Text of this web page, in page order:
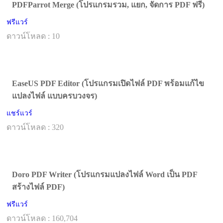
PDFParrot Merge (โปรแกรมรวม, แยก, จัดการ PDF ฟรี)
ฟรีแวร์
ดาวน์โหลด : 10
EaseUS PDF Editor (โปรแกรมเปิดไฟล์ PDF พร้อมแก้ไข
แปลงไฟล์ แบบครบวงจร)
แชร์แวร์
ดาวน์โหลด : 320
Doro PDF Writer (โปรแกรมแปลงไฟล์ Word เป็น PDF
สร้างไฟล์ PDF)
ฟรีแวร์
ดาวน์โหลด : 160,704